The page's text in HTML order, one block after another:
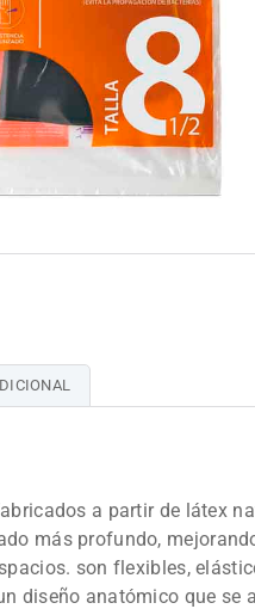
a partir de látex
más profundo,
son flexibles,
diseño anatómico que